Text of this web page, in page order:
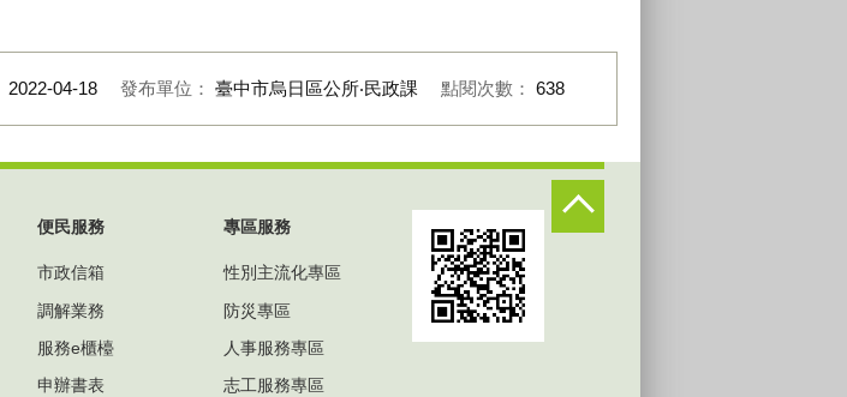
2022-04-18 發布單位： 臺中市烏日區公所‧民政課 點閱次數： 638
便民服務
市政信箱
調解業務
服務e櫃檯
申辦書表
專區服務
性別主流化專區
防災專區
人事服務專區
志工服務專區